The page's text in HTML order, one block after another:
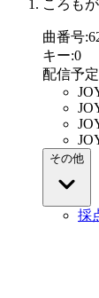
ころもが
曲番号:
キー:0
配信予定
その他
採